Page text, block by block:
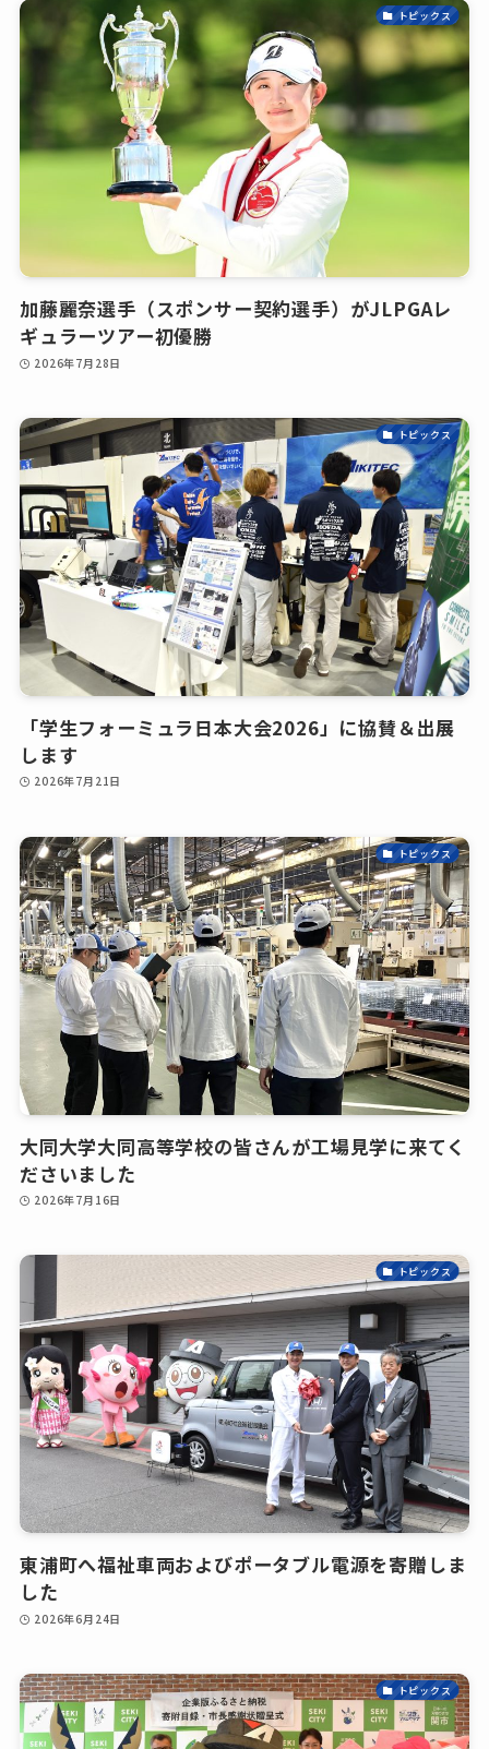
トピックス
加藤麗奈選手（スポンサー契約選手）がJLPGAレ
ギュラーツアー初優勝
2026年7月28日
トピックス
「学生フォーミュラ日本大会2026」に協賛＆出展
します
2026年7月21日
トピックス
大同大学大同高等学校の皆さんが工場見学に来てく
ださいました
2026年7月16日
トピックス
東浦町へ福祉車両およびポータブル電源を寄贈しま
した
2026年6月24日
トピックス